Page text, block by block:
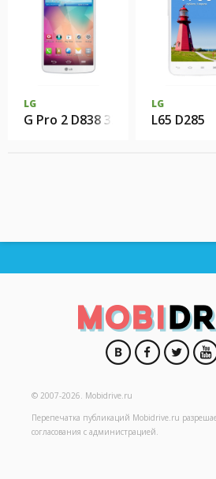
LG
G Pro 2 D838 32Gb
LG
L65 D285
© 2007-2026. Mobidrive.ru
Перепечатка публикаций Mobidrive.ru
согласования с администрацией.